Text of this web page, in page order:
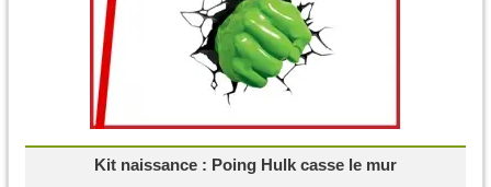
Kit naissance : Poing Hulk casse le mur